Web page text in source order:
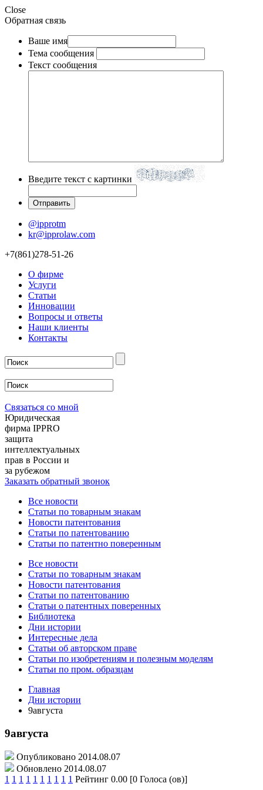
Close
Обратная связь
Ваше имя
Тема сообщения
Текст сообщения
Введите текст с картинки
@ipprotm
kr@ipprolaw.com
+7(861)278-51-26
О фирме
Услуги
Статьи
Инновации
Вопросы и ответы
Наши клиенты
Контакты
Связаться со мной
Юридическая
фирма IPPRO
защита
интеллектуальных
прав в России и
за рубежом
Заказать обратный звонок
Все новости
Статьи по товарным знакам
Новости патентования
Статьи по патентованию
Статьи по патентно поверенным
Все новости
Статьи по товарным знакам
Новости патентования
Статьи по патентованию
Статьи о патентных поверенных
Библиотека
Дни истории
Интересные дела
Статьи об авторском праве
Статьи по изобретениям и полезным моделям
Статьи по пром. образцам
Главная
Дни истории
9августа
9августа
Опубликовано 2014.08.07
Обновлено 2014.08.07
1 1 1 1 1 1 1 1 1 1 Рейтинг 0.00 [0 Голоса (ов)]